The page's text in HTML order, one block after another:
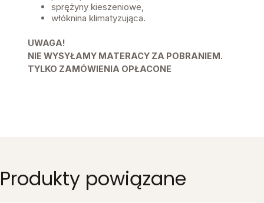
sprężyny kieszeniowe,
włóknina klimatyzująca.
UWAGA!
NIE WYSYŁAMY MATERACY ZA POBRANIEM.
TYLKO ZAMÓWIENIA OPŁACONE
Produkty powiązane